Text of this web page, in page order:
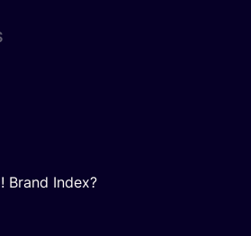
Brand Index?